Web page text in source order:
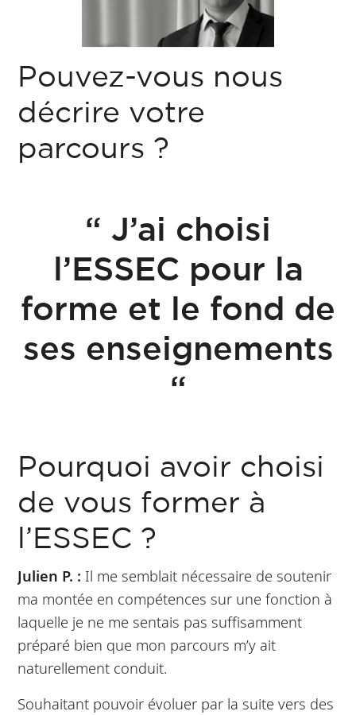
Pouvez-vous nous
décrire votre
parcours ?
“ J’ai choisi
l’ESSEC pour la
forme et le fond de
ses enseignements
“
Pourquoi avoir choisi
de vous former à
l’ESSEC ?
Julien P. : Il me semblait nécessaire de soutenir
ma montée en compétences sur une fonction à
laquelle je ne me sentais pas suffisamment
préparé bien que mon parcours m’y ait
naturellement conduit.
Souhaitant pouvoir évoluer par la suite vers des